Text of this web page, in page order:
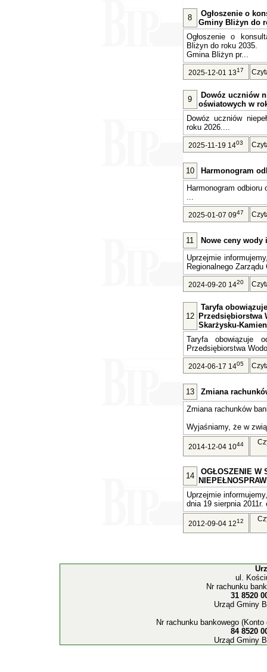
8
Ogłoszenie o
Gminy Bliżyn do
Ogłoszenie o
Bliżyn do roku 2035.
Gmina Bliżyn pr...
2025-12-01 1317
9
Dowóz uczniów
oświatowych w
Dowóz uczniów
roku 2026....
2025-11-19 1403
10
Harmonogram
Harmonogram odbioru
...
2025-01-07 0947
11
Nowe ceny wody
Uprzejmie
Regionalnego
2024-09-20 1420
12
Taryfa
Przedsiębiorstwa
Skarżysku-
Taryfa obowiązuje
Przedsiębiorstwa
2024-06-17 1405
13
Zmiana
Zmiana rachunków
Wyjaśniamy, że w
2014-12-04 1044
14
OGŁOSZENIE W
Uprzejmie
dnia 19 sierpnia
2012-09-04 1212
ul.
Nr rachunku
31 8520
Urząd Gminy
Nr rachunku bankowego
84 8520
Urząd Gminy